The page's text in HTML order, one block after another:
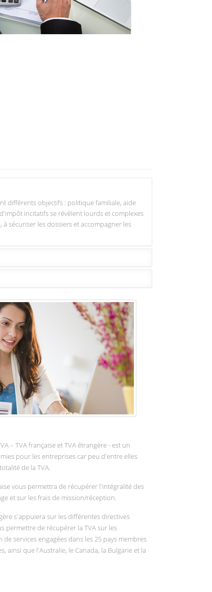
différents objectifs : politique familiale, aide
incitatifs se révèlent lourds et complexes
sécuriser les dossiers et accompagner les
– TVA française et TVA étrangère - est un
pour les entreprises car peu d'entre elles
de la TVA.
vous permettra de récupérer l'intégralité des
et sur les frais de mission/réception.
s'appuiera sur les différentes directives
permettre de récupérer la TVA sur les
services engagées dans les 25 pays membres
ainsi que l'Australie, le Canada, la Bulgarie et la